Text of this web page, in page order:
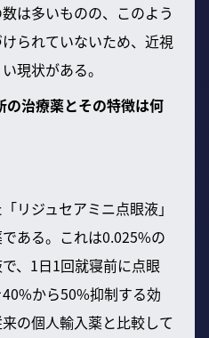
は多いものの、このよう
られていないため、近視
現状がある。
の治療薬とその特徴は何
リジュセアミニ点眼液」
ある。これは0.025%の
、1日1回就寝前に点眼
から50%抑制する効
の個人輸入薬と比較して